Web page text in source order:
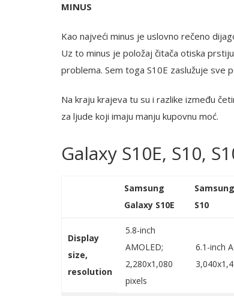
MINUS
Kao najveći minus je uslovno rečeno
Uz to minus je položaj čitača otiska
problema. Sem toga S10E zaslužuje sve
Na kraju krajeva tu su i razlike između
za ljude koji imaju manju kupovnu moć.
Galaxy S10E, S10,
Samsung
Galaxy S10E
S10
Display
size,
resolution
5.8-inch
AMOLED;
2,280x1,080
pixels
6.1-inch
Novosti
Kadir Dogulu otkrio šta